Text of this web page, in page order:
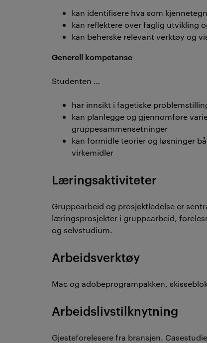
kan identifisere hva som
kan reflektere over faglig utvikling
kan beherske relevant verktøy og
Generell kompetanse
Studenten …
har innsikt i fagetiske
kan planlegge og gjennomføre
gruppesammensetninger
kan formidle teorier og løsninger
virkemidler
Læringsaktiviteter
Gruppearbeid og prosjektledelse er
læringsprosjekter i gruppearbeid,
og selvstudium.
Arbeidsverktøy
Mac og adobeprogrampakken,
Arbeidslivstilknytning
Gjesteforelesere fra bransjen.